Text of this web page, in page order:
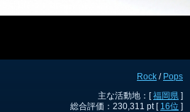
Rock / Pops
主な活動地：[福岡県 ]
総合評価：230,311 pt [ 16位 ]